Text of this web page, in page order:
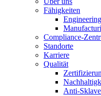
Fähigkeiten
Engineering
Compliance-
Standorte
Karriere
Qualität
Anti-